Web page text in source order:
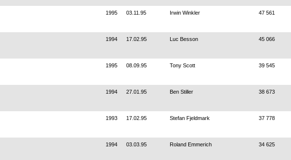
1995 03.11.95 Irwin Winkler 47 561
1994 17.02.95 Luc Besson 45 066
1995 08.09.95 Tony Scott 39 545
1994 27.01.95 Ben Stiller 38 673
1993 17.02.95 Stefan Fjeldmark 37 778
1994 03.03.95 Roland Emmerich 34 625